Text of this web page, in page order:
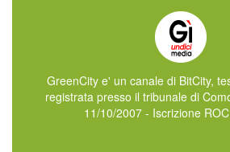
GreenCity e' un canale di BitCity,
registrata presso il tribunale di
11/10/2007 - Iscrizione